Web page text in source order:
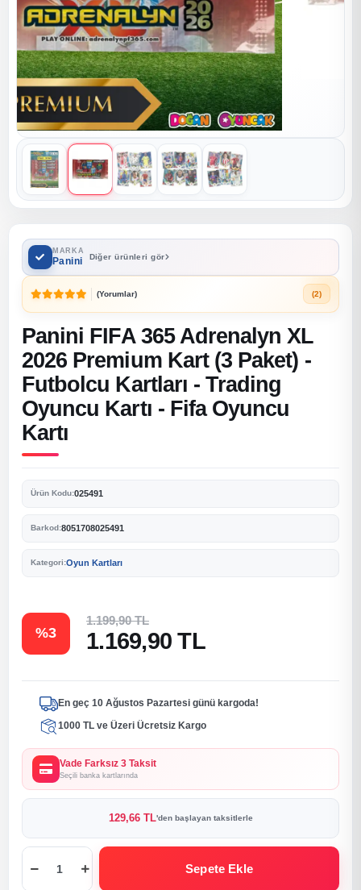
MARKA
Panini Diğer ürünleri gör
(Yorumlar) (2)
Panini FIFA 365 Adrenalyn XL
2026 Premium Kart (3 Paket) -
Futbolcu Kartları - Trading
Oyuncu Kartı - Fifa Oyuncu
Kartı
Ürün Kodu:025491
Barkod:8051708025491
Kategori:Oyun Kartları
%3
1.199,90 TL
1.169,90 TL
En geç 10 Ağustos Pazartesi günü kargoda!
1000 TL ve Üzeri Ücretsiz Kargo
Vade Farksız 3 Taksit
Seçili banka kartlarında
129,66 TL'den başlayan taksitlerle
Sepete Ekle